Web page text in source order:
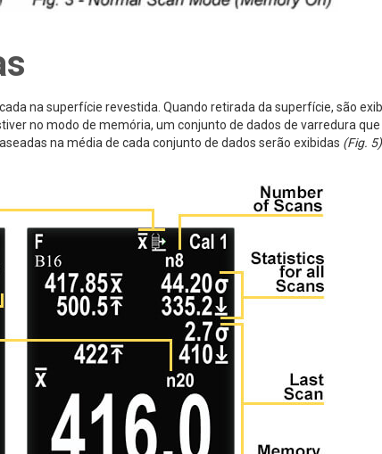
na superfície revestida. Quando retirada da superfície, são
no modo de memória, um conjunto de dados de varredura
na média de cada conjunto de dados serão exibidas (Fig. 5)